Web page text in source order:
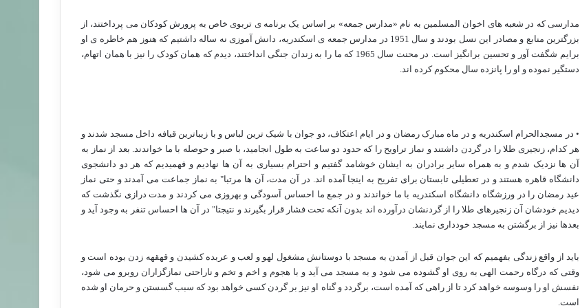
مدارسی که در شعبه های اخوان المسلمین به نام «مدارس جمعه» بر اساس یک برنامه ی تربوی خاص به پرورش کودکان می پرداختند، از
بزرگترین منابع و مصادر این نسل بودند و سال 1951 در مدارس جمعه ی اسکندریه، دانش آموزی نه ساله داشتیم که هنوز هم خاطره ی او
برایم شگفت آور و تحسین برانگیز است. در محنت سال 1965 که ما را به زندان جنگی انداختند، دیدم که همان کودک را نیز با همان اتهام،
دستگیر نموده و او را پانزده سال محکوم کرده اند.
• در مسجدالحرام اسکندریه و در ماه مبارک رمضان و در ایام اعتکاف، دو جوان با شیک ترین لباس و با زیباترین قیافه داخل مسجد شدند و
هر کدام، زنجیری طلا را در گردن داشتند و نماز تراویح را که حدود دو ساعت به طول انجامید، با صبر و حوصله با ما خواندند. بعد از نماز به
آن ها نزدیک شدم و به همراه سایر برادران به ایشان خوشامد گفتیم و احترام بسیاری به آن ها نهادیم و فهمیدیم که هر دو دانشجوی
دانشگاه قاهره هستند و در تعطیلی تابستان برای تفریح به اینجا آمده اند. در آن مدت، آن ها مرتبا" به نماز جماعت می آمدند و حتی نماز
عید رمضان را در ورزشگاه دانشگاه اسکندریه با ما خواندند و در جمع ما احساس آسودگی و بهروزی می کردند و مدت درازی نگذشت که
دیدیم خودشان آن زنجیرهای طلا را از گردنشان درآورده اند بدون آنکه تحت فشار قرار بگیرند و نتیجتا" در آن ها احساس تنفر به وجود آید و
بعدها نیز از برگشتن به مسجد خودداری نمایند.
باید از واقع زندگی بفهمیم که این جوان قبل از آمدن به مسجد با دوستانش مشغول لهو و لعب و عربده کشیدن و قهقهه زدن بوده است و
وقتی که درگاه رحمت الهی به روی او گشوده می شود و به مسجد می آید و با هجوم و اخم و تخم و ناراحتی نمازگزاران روبرو می شود،
نفسش او را وسوسه خواهد کرد تا از راهی که آمده است، برگردد و گناه او نیز بر گردن کسی خواهد بود که سبب گسستن و حرمان او شده
است.